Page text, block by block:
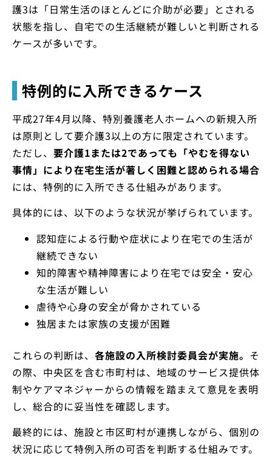
護3は「日常生活のほとんどに介助が必要」とされる
状態を指し、自宅での生活継続が難しいと判断される
ケースが多いです。
特例的に入所できるケース
平成27年4月以降、特別養護老人ホームへの新規入所
は原則として要介護3以上の方に限定されています。
ただし、 要介護1または2であっても「やむを得ない
事情」により在宅生活が著しく困難と認められる場合
には、特例的に入所できる仕組みがあります。
具体的には、以下のような状況が挙げられています。
認知症による行動や症状により在宅での生活が
継続できない
知的障害や精神障害により在宅では安全・安心
な生活が難しい
虐待や心身の安全が脅かされている
独居または家族の支援が困難
これらの判断は、 各施設の入所検討委員会が実施。 そ
の際、中央区を含む市町村は、地域のサービス提供体
制やケアマネジャーからの情報を踏まえて意見を表明
し、総合的に妥当性を確認します。
最終的には、施設と市区町村が連携しながら、個別の
状況に応じて特例入所の可否を判断する仕組みです。